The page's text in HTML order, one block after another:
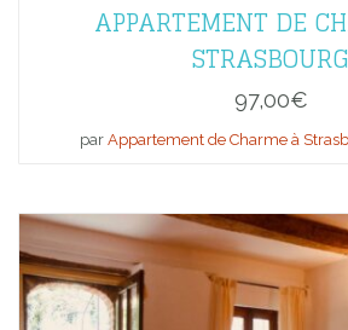
APPARTEMENT DE
STRASBOURG
97,00€
par Appartement de Charme à